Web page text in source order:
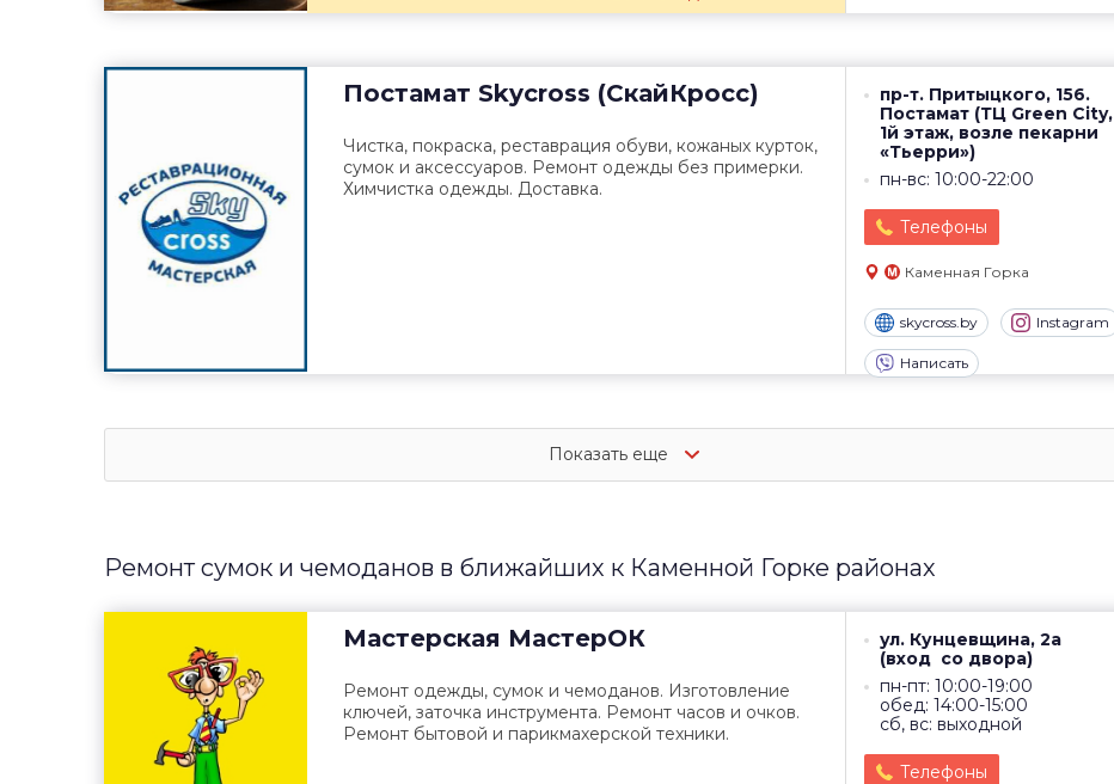
Постамат Skycross (СкайКросс)
пр-т. Притыцкого, 156.
Постамат (ТЦ Green City,
1й этаж, возле пекарни
«Тьерри»)
пн-вс: 10:00-22:00
Телефоны
Каменная Горка
skycross.by Instagram
Написать
Чистка, покраска, реставрация обуви, кожаных курток,
сумок и аксессуаров. Ремонт одежды без примерки.
Химчистка одежды. Доставка.
Показать еще
Ремонт сумок и чемоданов в ближайших к Каменной Горке районах
Мастерская МастерОК
ул. Кунцевщина, 2а
(вход со двора)
пн-пт: 10:00-19:00
обед: 14:00-15:00
сб, вс: выходной
Телефоны
Ремонт одежды, сумок и чемоданов. Изготовление
ключей, заточка инструмента. Ремонт часов и очков.
Ремонт бытовой и парикмахерской техники.